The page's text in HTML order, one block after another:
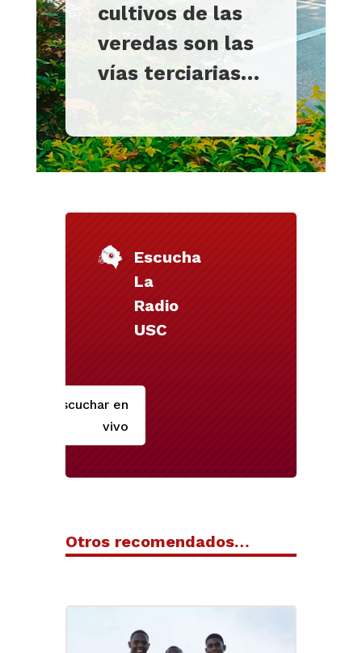
cultivos de las
veredas son las
vías terciarias…
Escucha
La
Radio
USC
Escuchar en
vivo
Otros recomendados…